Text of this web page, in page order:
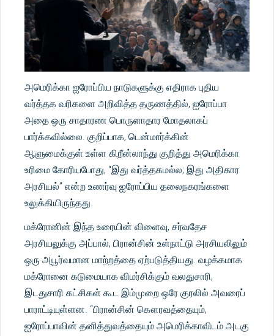
அமெரிக்கா ஐரோப்பிய நாடுகளுக்கு எதிராக புதிய
வர்த்தக வரிகளை அறிவித்த தருணத்தில், ஐரோப்பா
அதை ஒரு சாதாரண பொருளாதார மோதலாகப்
பார்க்கவில்லை. குறிப்பாக, டென்மார்க்கின்
ஆளுமைக்குள் உள்ள கிறீன்லாந்து குறித்து அமெரிக்கா
உரிமை கோரியபோது, “இது வர்த்தகமல்ல; இது அதிகார
அரசியல்” என்ற உணர்வு ஐரோப்பிய தலைநகரங்களை
உலுக்கியிருந்தது.
மக்ரோனின் இந்த உரையின் விளைவு, சர்வதேச
அரசியலுக்கு அப்பால், பிரான்சின் உள்நாட்டு அரசியலிலும்
ஒரு அபூர்வமான மாற்றத்தை ஏற்படுத்தியது. வழக்கமாக
மக்ரோனை கடுமையாக விமர்சிக்கும் வலதுசாரி,
இடதுசாரி கட்சிகள் கூட இம்முறை ஒரே குரலில் அவரைப்
பாராட்டியுள்ளன. “பிரான்சின் கௌரவத்தையும்,
ஐரோப்பாவின் தனித்துவத்தையும் அமெரிக்காவிடம் அடகு